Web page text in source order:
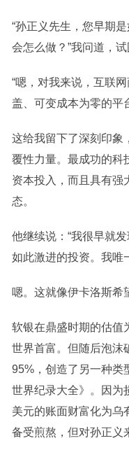
“孙正义先生，您早期
会怎么做？”我问道，试
“嗯，对我来说，互联
盖、可变成本为零的平
这给我留下了深刻印象
覆性力量。最成功的科
资本投入，而且具有强
态。
他继续说：“我很早就
如此激进的投资。我唯
嗯。这就像伊卡洛斯希
软银在鼎盛时期的估值
世界首富。但随后泡沫
95%，创造了另一种类
世界纪录大全》。因
美元的账面财富化为乌
备受煎熬，但对孙正义